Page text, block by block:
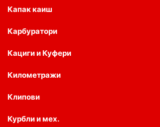
Капак каиш
Карбуратори
Кациги и Куфери
Километражи
Клипови
Курбли и мех.